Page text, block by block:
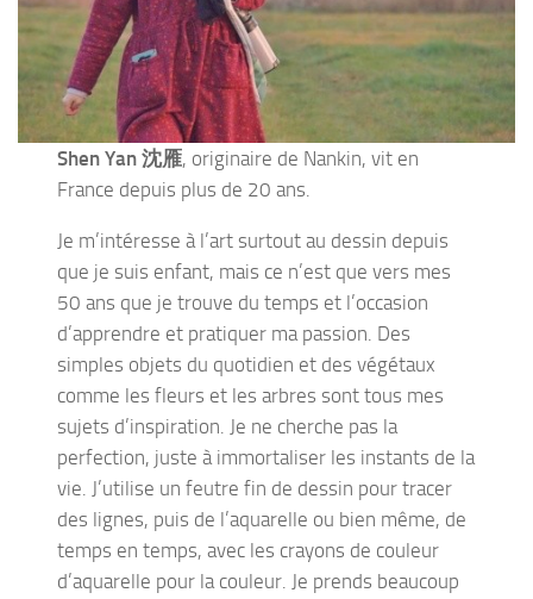
Shen Yan 沈雁, originaire de Nankin, vit en
France depuis plus de 20 ans.
Je m’intéresse à l’art surtout au dessin depuis
que je suis enfant, mais ce n’est que vers mes
50 ans que je trouve du temps et l’occasion
d’apprendre et pratiquer ma passion. Des
simples objets du quotidien et des végétaux
comme les fleurs et les arbres sont tous mes
sujets d’inspiration. Je ne cherche pas la
perfection, juste à immortaliser les instants de la
vie. J’utilise un feutre fin de dessin pour tracer
des lignes, puis de l’aquarelle ou bien même, de
temps en temps, avec les crayons de couleur
d’aquarelle pour la couleur. Je prends beaucoup